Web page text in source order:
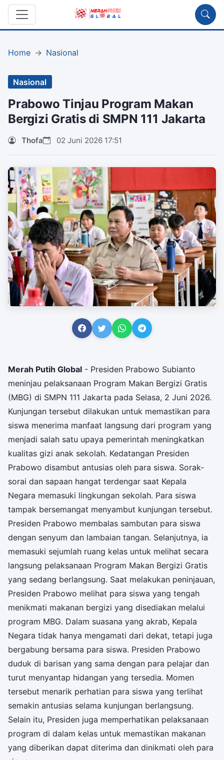
Home Nasional
Nasional
Prabowo Tinjau Program Makan
Bergizi Gratis di SMPN 111 Jakarta
Thofa 02 Juni 2026 17:51
Merah Putih Global - Presiden Prabowo Subianto
meninjau pelaksanaan Program Makan Bergizi Gratis
(MBG) di SMPN 111 Jakarta pada Selasa, 2 Juni 2026.
Kunjungan tersebut dilakukan untuk memastikan para
siswa menerima manfaat langsung dari program yang
menjadi salah satu upaya pemerintah meningkatkan
kualitas gizi anak sekolah. Kedatangan Presiden
Prabowo disambut antusias oleh para siswa. Sorak-
sorai dan sapaan hangat terdengar saat Kepala
Negara memasuki lingkungan sekolah. Para siswa
tampak bersemangat menyambut kunjungan tersebut.
Presiden Prabowo membalas sambutan para siswa
dengan senyum dan lambaian tangan. Selanjutnya, ia
memasuki sejumlah ruang kelas untuk melihat secara
langsung pelaksanaan Program Makan Bergizi Gratis
yang sedang berlangsung. Saat melakukan peninjauan,
Presiden Prabowo melihat para siswa yang tengah
menikmati makanan bergizi yang disediakan melalui
program MBG. Dalam suasana yang akrab, Kepala
Negara tidak hanya mengamati dari dekat, tetapi juga
bergabung bersama para siswa. Presiden Prabowo
duduk di barisan yang sama dengan para pelajar dan
turut menyantap hidangan yang tersedia. Momen
tersebut menarik perhatian para siswa yang terlihat
semakin antusias selama kunjungan berlangsung.
Selain itu, Presiden juga memperhatikan pelaksanaan
program di dalam kelas untuk memastikan makanan
yang diberikan dapat diterima dan dinikmati oleh para